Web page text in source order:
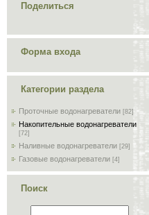
Поделиться
Форма входа
Категории раздела
Проточные водонагреватели [82]
Накопительные водонагреватели
[72]
Наливные водонагреватели [29]
Газовые водонагреватели [4]
Поиск